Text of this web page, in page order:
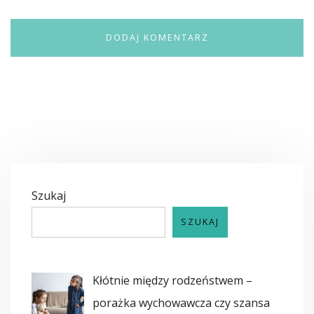
Szukaj
SZUKAJ
Kłótnie między rodzeństwem –
porażka wychowawcza czy szansa